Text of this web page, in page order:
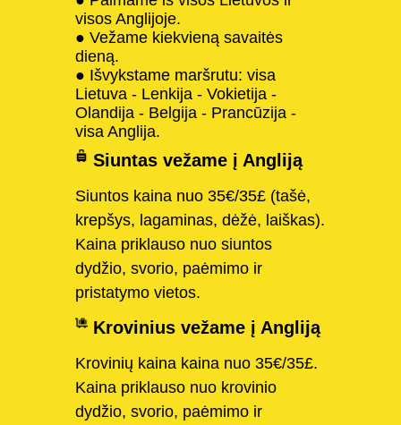
visos Anglijoje.
● Vežame kiekvieną savaitės
dieną.
● Išvykstame maršrutu: visa
Lietuva - Lenkija - Vokietija -
Olandija - Belgija - Prancūzija -
visa Anglija.
Siuntas vežame į Angliją
Siuntos kaina nuo 35€/35£ (tašė,
krepšys, lagaminas, dėžė, laiškas).
Kaina priklauso nuo siuntos
dydžio, svorio, paėmimo ir
pristatymo vietos.
Krovinius vežame į Angliją
Krovinių kaina kaina nuo 35€/35£.
Kaina priklauso nuo krovinio
dydžio, svorio, paėmimo ir